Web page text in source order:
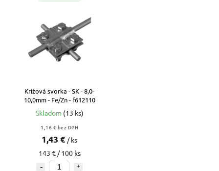
Krížová svorka - SK - 8,0-
10,0mm - Fe/Zn - f612110
Skladom (13 ks)
1,16 € bez DPH
1,43 € / ks
143 € / 100 ks